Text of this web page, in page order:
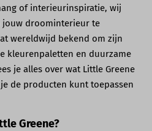
of interieurinspiratie, wij
jouw droominterieur te
wereldwijd bekend om zijn
kleurenpaletten en duurzame
je alles over wat Little Greene
de producten kunt toepassen
Greene?